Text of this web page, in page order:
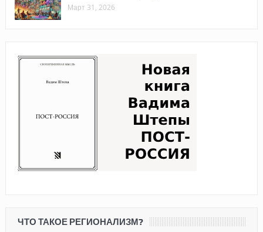
Март 31, 2026
ЧТО ТАКОЕ РЕГИОНАЛИЗМ?